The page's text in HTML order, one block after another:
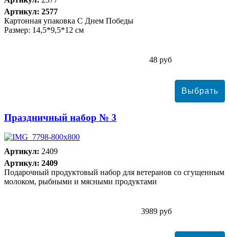
Артикул: 2577
Картонная упаковка С Днем Победы
Размер: 14,5*9,5*12 см
48 руб
Праздничный набор № 3
Артикул: 2409
Артикул: 2409
Подарочный продуктовый набор для ветеранов со сгущенным
молоком, рыбными и мясными продуктами
3989 руб